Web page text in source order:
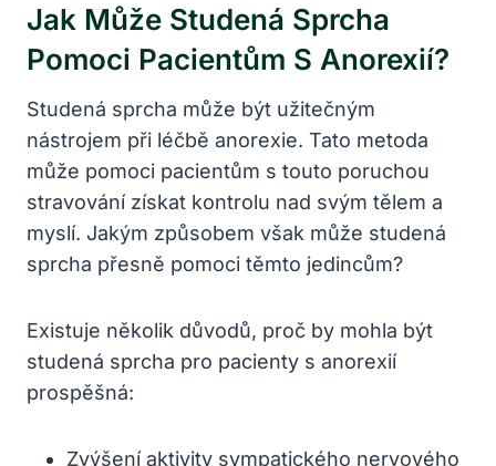
Jak Může Studená Sprcha
Pomoci Pacientům S Anorexií?
Studená sprcha může být užitečným
nástrojem při léčbě anorexie. Tato metoda
může pomoci pacientům s touto poruchou
stravování získat kontrolu nad svým tělem a
myslí. Jakým způsobem však může studená
sprcha přesně pomoci těmto jedincům?
Existuje několik důvodů, proč by mohla být
studená sprcha pro pacienty s anorexií
prospěšná:
Zvýšení aktivity sympatického nervového